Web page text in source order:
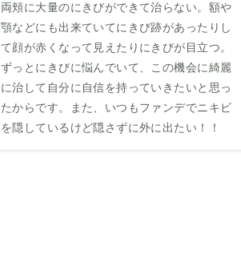
両頬に大量のにきびができて治らない。額や
顎などにも出来ていてにきび跡があったりし
て顔が赤くなって見えたりにきびが目立つ。
ずっとにきびに悩んでいて、この機会に綺麗
に治して自分に自信を持っていきたいと思っ
たからです。また、いつもファンデでニキビ
を隠しているけど隠さずに外に出たい！！